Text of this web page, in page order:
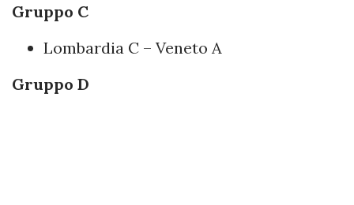
Gruppo C
Lombardia C – Veneto A
Gruppo D